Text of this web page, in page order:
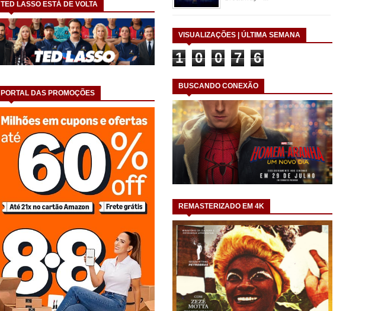
TED LASSO ESTÁ DE VOLTA
PORTAL DAS PROMOÇÕES
VISUALIZAÇÕES | ÚLTIMA SEMANA
1 0 0 7 6
BUSCANDO CONEXÃO
REMASTERIZADO EM 4K